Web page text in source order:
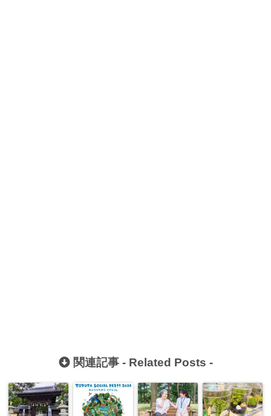
関連記事 - Related Posts -